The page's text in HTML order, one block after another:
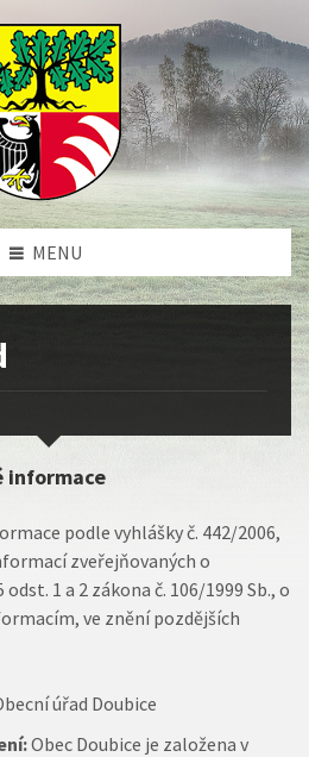
MENU
informace
podle vyhlášky č. 442/2006,
zveřejňovaných o
1 a 2 zákona č. 106/1999 Sb., o
ve znění pozdějších
úřad Doubice
Obec Doubice je založena v